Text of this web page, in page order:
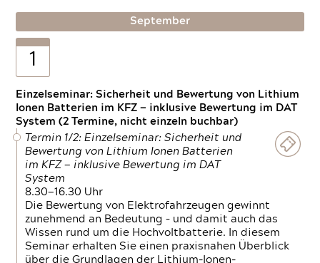
September
1
Einzelseminar: Sicherheit und Bewertung von Lithium
Ionen Batterien im KFZ — inklusive Bewertung im DAT
System (2 Termine, nicht einzeln buchbar)
Termin 1/2: Einzelseminar: Sicherheit und
Bewertung von Lithium Ionen Batterien
im KFZ — inklusive Bewertung im DAT
System
8.30—16.30 Uhr
Die Bewertung von Elektrofahrzeugen gewinnt
zunehmend an Bedeutung – und damit auch das
Wissen rund um die Hochvoltbatterie. In diesem
Seminar erhalten Sie einen praxisnahen Überblick
über die Grundlagen der Lithium-Ionen-